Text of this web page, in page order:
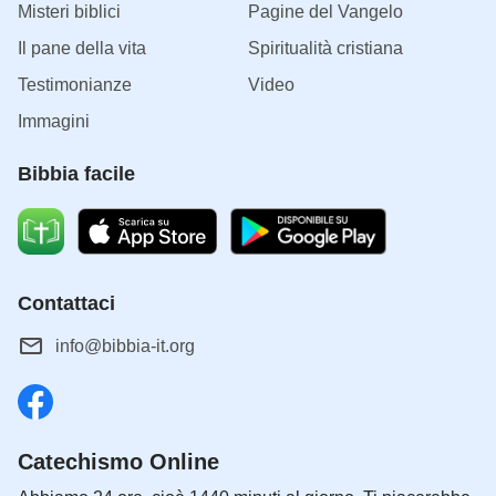
Misteri biblici
Pagine del Vangelo
Il pane della vita
Spiritualità cristiana
Testimonianze
Video
Immagini
Bibbia facile
Contattaci
info@bibbia-it.org
Catechismo Online